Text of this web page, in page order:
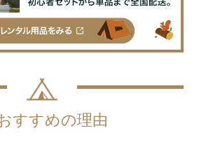
すすめの理由